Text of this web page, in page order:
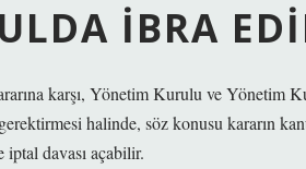
IBRA
karşı, Yönetim Kurulu ve Yönetim
halinde, söz konusu kararın
iptal davası açabilir.